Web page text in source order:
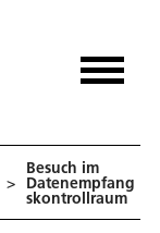
>
Besuch im
Datenempfang
skontrollraum